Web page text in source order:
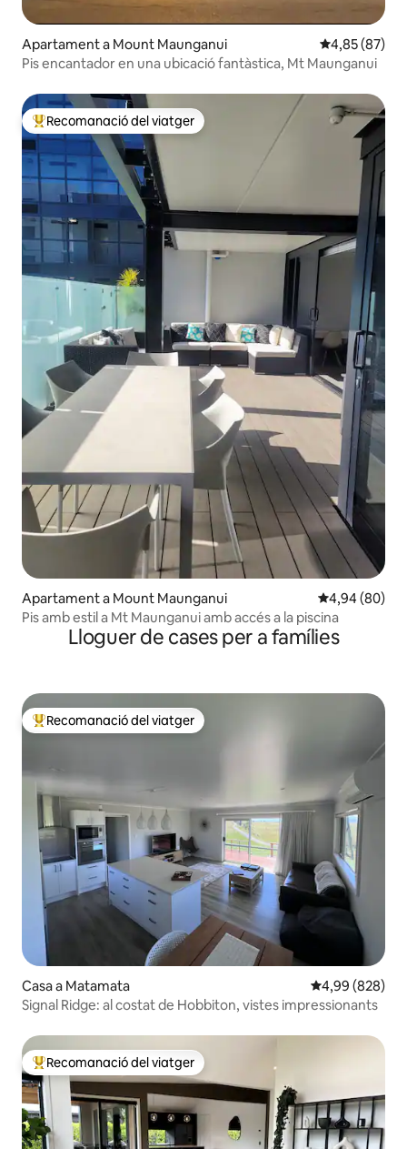
Apartament a Mount Maunganui 4,85 de
4,85 (87)
Pis encantador en una ubicació fantàstica, Mt Maunganui
Principals recomanacions dels viatgers
Recomanació del viatger
Apartament a Mount Maunganui 4,94 de
4,94 (80)
Pis amb estil a Mt Maunganui amb accés a la piscina
Lloguer de cases per a famílies
Principals recomanacions dels viatgers
Recomanació del viatger
Casa a Matamata 4,99 de
4,99 (828)
Signal Ridge: al costat de Hobbiton, vistes impressionants
Principals recomanacions dels viatgers
Recomanació del viatger